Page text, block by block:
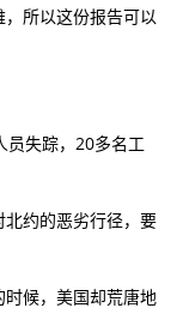
所以这份报告可以
员失踪，20多名工
约的恶劣行径，要
候，美国却荒唐地